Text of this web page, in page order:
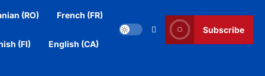
(RO) French (FR)
(FI) English (CA)
Subscribe